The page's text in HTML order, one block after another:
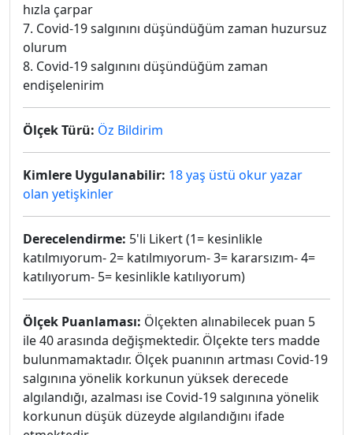
hızla çarpar
7. Covid-19 salgınını düşündüğüm zaman huzursuz
olurum
8. Covid-19 salgınını düşündüğüm zaman
endişelenirim
Ölçek Türü: Öz Bildirim
Kimlere Uygulanabilir: 18 yaş üstü okur yazar
olan yetişkinler
Derecelendirme: 5'li Likert (1= kesinlikle
katılmıyorum- 2= katılmıyorum- 3= kararsızım- 4=
katılıyorum- 5= kesinlikle katılıyorum)
Ölçek Puanlaması: Ölçekten alınabilecek puan 5
ile 40 arasında değişmektedir. Ölçekte ters madde
bulunmamaktadır. Ölçek puanının artması Covid-19
salgınına yönelik korkunun yüksek derecede
algılandığı, azalması ise Covid-19 salgınına yönelik
korkunun düşük düzeyde algılandığını ifade